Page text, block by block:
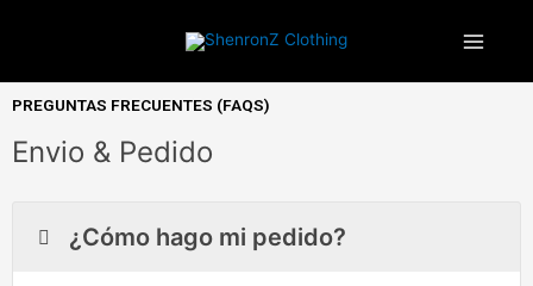
PREGUNTAS FRECUENTES (FAQS)
Envio & Pedido
¿Cómo hago mi pedido?
¡ENVIOS GRATIS A ESPAÑA PENINSULAR!